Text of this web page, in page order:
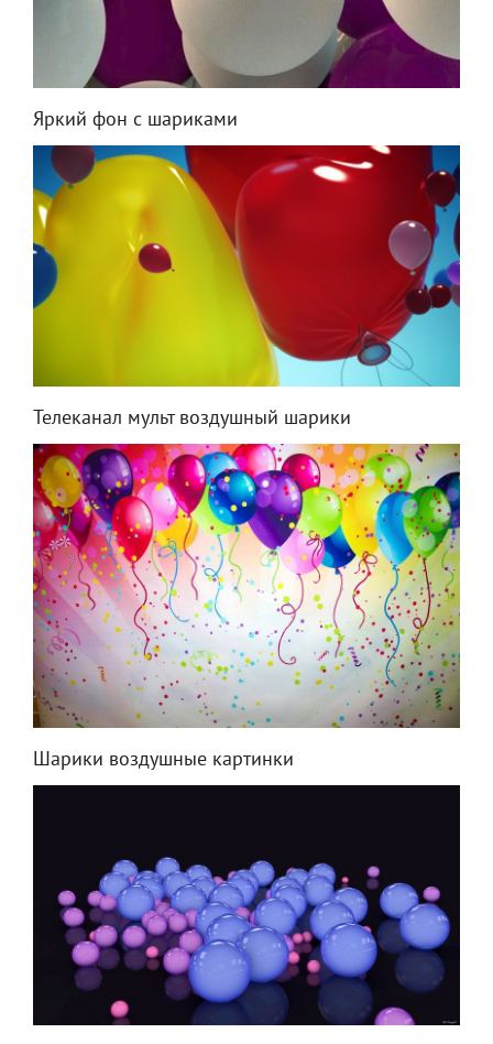
Яркий фон с шариками
Телеканал мульт воздушный шарики
Шарики воздушные картинки